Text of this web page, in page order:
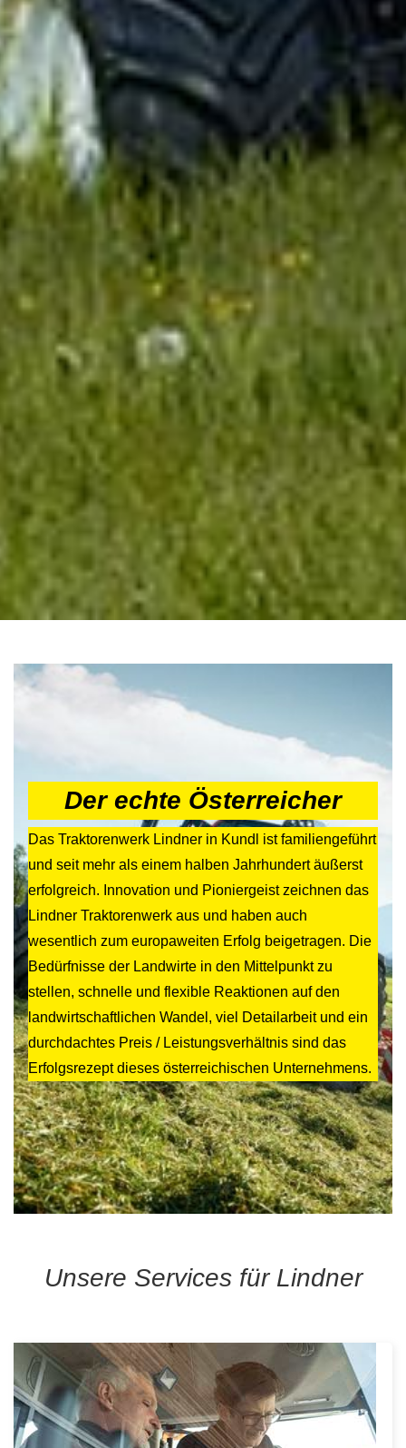
Der echte Österreicher
Das Traktorenwerk Lindner in Kundl ist familiengeführt
und seit mehr als einem halben Jahrhundert äußerst
erfolgreich. Innovation und Pioniergeist zeichnen das
Lindner Traktorenwerk aus und haben auch
wesentlich zum europaweiten Erfolg beigetragen. Die
Bedürfnisse der Landwirte in den Mittelpunkt zu
stellen, schnelle und flexible Reaktionen auf den
landwirtschaftlichen Wandel, viel Detailarbeit und ein
durchdachtes Preis / Leistungsverhältnis sind das
Erfolgsrezept dieses österreichischen Unternehmens.
Unsere Services für Lindner